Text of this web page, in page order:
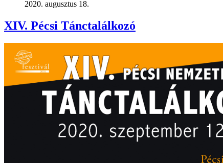
2020. augusztus 18.
XIV. Pécsi Tánctalálkozó